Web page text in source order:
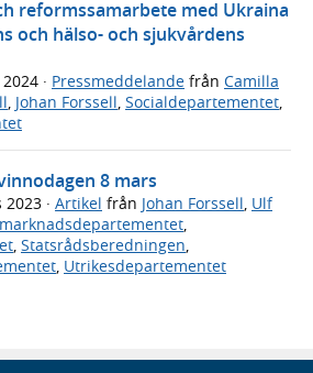
reformssamarbete med Ukraina
och hälso- och sjukvårdens
· Pressmeddelande från Camilla
, Johan Forssell, Socialdepartementet,
8 mars
2023 · Artikel från Johan Forssell Ulf
Statsrådsberedningen
Utrikesdepartementet